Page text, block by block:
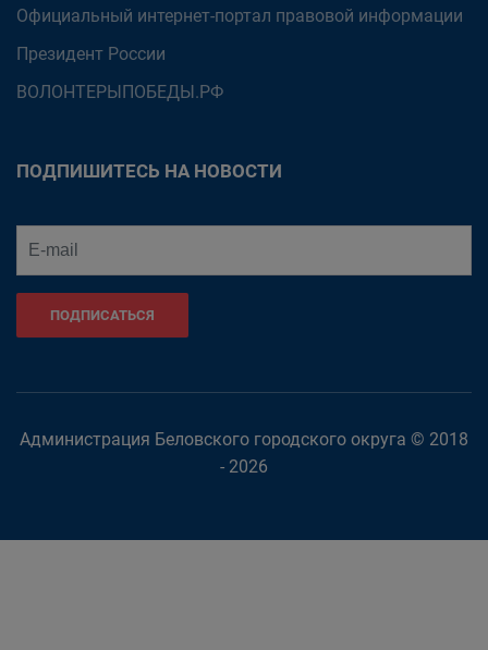
Официальный интернет-портал правовой информации
Президент России
ВОЛОНТЕРЫПОБЕДЫ.РФ
ПОДПИШИТЕСЬ НА НОВОСТИ
ПОДПИСАТЬСЯ
Администрация Беловского городского округа © 2018
- 2026